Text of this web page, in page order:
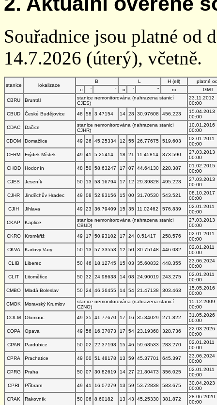
Souřadnice jsou platné od
14.7.2026 (úterý), včetně.
stanice lokalizace
B L H (ell)
platné
o
' " o ' " m
GMT
CBRU
Bruntál
stanice nemonitorována (nahrazena stanicí
CJES)
23.11.2012
00:00
CBUD
České Budějovice 48 58 3.47154 14 28 30.97608 456.223
15.04.2013
00:00
CDAC
Dačice
stanice nemonitorována (nahrazena stanicí
CJHR)
10.01.2016
00:00
CDOM
Domažlice 49 26 45.25334 12 55 26.77675 519.603
02.01.2011
00:00
CFRM
Frýdek-Místek 49 41 5.25414 18 21 11.45814 373.590
27.03.2013
00:00
CHOD
Hodonín 48 50 58.63247 17 07 44.64130 228.387
01.02.2015
00:00
CJES
Jeseník 50 13 58.16794 17 12 29.39828 495.223
27.03.2013
00:00
CJHR
Jindřichův Hradec 49 08 52.83156 15 00 31.70530 543.521
08.10.2017
00:00
CJIH
Jihlava 49 23 36.79409 15 35 11.02462 576.839
02.01.2011
00:00
CKAP
Kaplice
stanice nemonitorována (nahrazena stanicí
CBUD)
27.03.2013
00:00
CKRO
Kroměříž 49 17 50.93102 17 24 0.51417 258.576
02.01.2011
00:00
CKVA
Karlovy Vary 50 13 57.33553 12 50 30.75148 446.082
02.01.2011
00:00
CLIB
Liberec 50 46 18.12745 15 03 35.60832 448.355
23.06.2024
00:00
CLIT
Litoměřice 50 32 24.98638 14 08 24.90019 243.275
02.01.2011
00:00
CMBO
Mladá Boleslav 50 24 46.36455 14 54 21.47138 303.463
15.05.2016
00:00
CMOK
Moravský Krumlov
stanice nemonitorována (nahrazena stanicí
CZNO)
15.12.2009
00:00
COLM
Olomouc 49 35 41.77670 17 16 35.34029 271.822
31.05.2026
00:00
COPA
Opava 49 56 16.37073 17 54 23.19368 328.736
22.03.2026
00:00
CPAR
Pardubice 50 02 22.37198 15 46 59.68533 283.270
02.01.2011
00:00
CPRA
Prachatice 49 00 51.48178 13 59 45.37701 645.397
23.06.2024
00:00
CPRG
Praha 50 07 30.82619 14 27 21.80473 356.025
02.01.2011
00:00
CPRI
Příbram 49 41 16.07279 13 59 53.72838 583.675
30.04.2023
00:00
CRAK
Rakovník 50 06 8.60182 13 43 45.25330 381.872
28.06.2020
00:00